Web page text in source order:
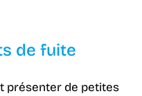
de fuite
présenter de petites